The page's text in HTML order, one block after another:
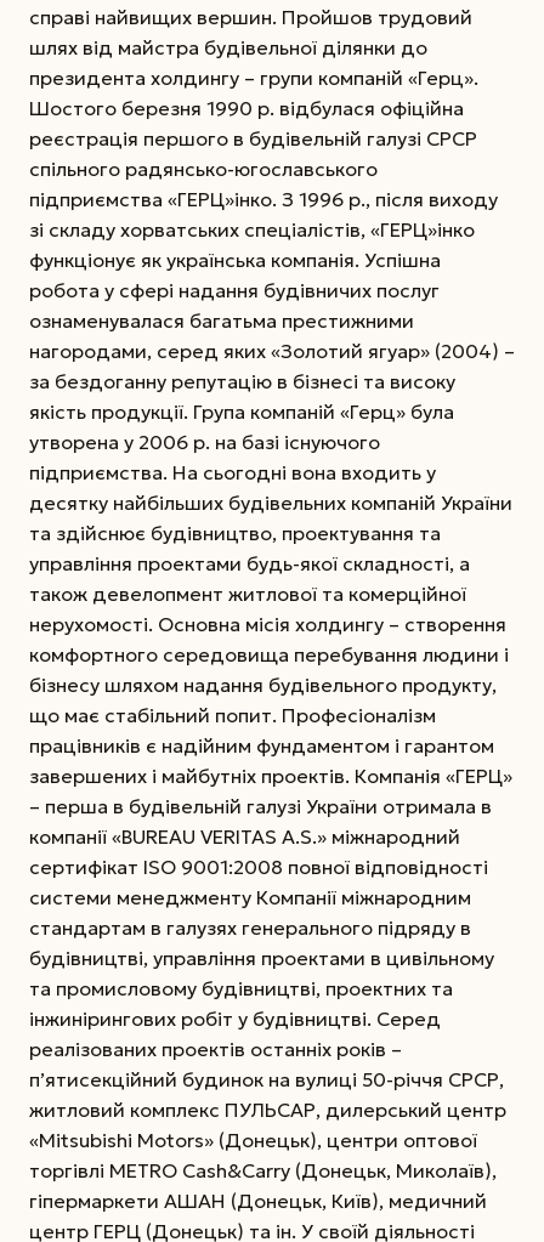
справі найвищих вершин. Пройшов трудовий
шлях від майстра будівельної ділянки до
президента холдингу – групи компаній «Герц».
Шостого березня 1990 р. відбулася офіційна
реєстрація першого в будівельній галузі СРСР
спільного радянсько-югославського
підприємства «ГЕРЦ»інко. З 1996 р., після виходу
зі складу хорватських спеціалістів, «ГЕРЦ»інко
функціонує як українська компанія. Успішна
робота у сфері надання будівничих послуг
ознаменувалася багатьма престижними
нагородами, серед яких «Золотий ягуар» (2004) –
за бездоганну репутацію в бізнесі та високу
якість продукції. Група компаній «Герц» була
утворена у 2006 р. на базі існуючого
підприємства. На сьогодні вона входить у
десятку найбільших будівельних компаній України
та здійснює будівництво, проектування та
управління проектами будь-якої складності, а
також девелопмент житлової та комерційної
нерухомості. Основна місія холдингу – створення
комфортного середовища перебування людини і
бізнесу шляхом надання будівельного продукту,
що має стабільний попит. Професіоналізм
працівників є надійним фундаментом і гарантом
завершених і майбутніх проектів. Компанія «ГЕРЦ»
– перша в будівельній галузі України отримала в
компанії «BUREAU VERITAS A.S.» міжнародний
сертифікат ISO 9001:2008 повної відповідності
системи менеджменту Компанії міжнародним
стандартам в галузях генерального підряду в
будівництві, управління проектами в цивільному
та промисловому будівництві, проектних та
інжинірингових робіт у будівництві. Серед
реалізованих проектів останніх років –
п’ятисекційний будинок на вулиці 50-річчя СРСР,
житловий комплекс ПУЛЬСАР, дилерський центр
«Mitsubishi Motors» (Донецьк), центри оптової
торгівлі METRO Cash&Carry (Донецьк, Миколаїв),
гіпермаркети АШАН (Донецьк, Київ), медичний
центр ГЕРЦ (Донецьк) та ін. У своїй діяльності